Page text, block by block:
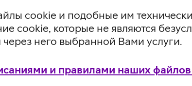
cookie и подобные им
cookie, которые не являются
него выбранной Вами услуги.
и правилами наших